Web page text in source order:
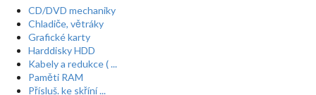
CD/DVD mechaniky
Chladiče, větráky
Grafické karty
Harddisky HDD
Kabely a redukce ( ...
Paměti RAM
Přísluš. ke skříní ...